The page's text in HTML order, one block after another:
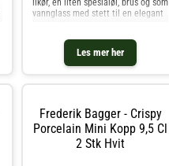
Les mer her
likør, en liten spesialøl, brus og som
vannglass med stett til en elegant
Frederik Bagger - Crispy
Porcelain Mini Kopp 9,5 Cl
2 Stk Hvit